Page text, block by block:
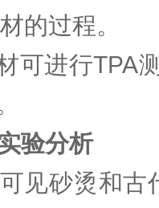
的过程。
可进行TPA
验分析
见砂烫和古